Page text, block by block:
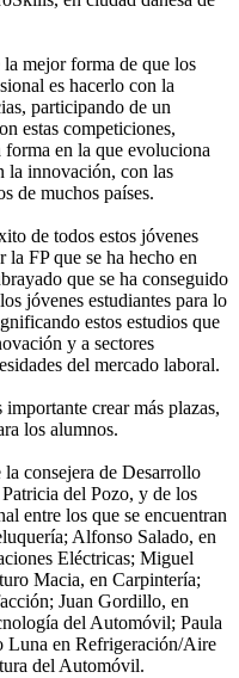
mejor forma de que los
es hacerlo con la
participando de un
estas competiciones,
forma en la que evoluciona
la innovación, con las
de muchos países.
de todos estos jóvenes
la FP que se ha hecho en
que se ha conseguido
jóvenes estudiantes para lo
estos estudios que
y a sectores
del mercado laboral.
crear más plazas,
los alumnos.
consejera de Desarrollo
Patricia del Pozo, y de los
entre los que se encuentran
Alfonso Salado, en
Eléctricas; Miguel
Macia, en Carpintería;
Juan Gordillo, en
del Automóvil; Paula
Luna en Refrigeración/Aire
del Automóvil.